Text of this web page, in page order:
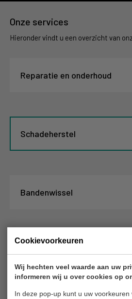
Cookievoorkeuren
Wij hechten veel waarde aan uw
informeren wij u over cookies op
In deze pop-up kunt u uw voorkeuren
Onze services
Hieronder vindt u een overzicht van
Reparatie en onderhoud
Schadeherstel
Bandenwissel